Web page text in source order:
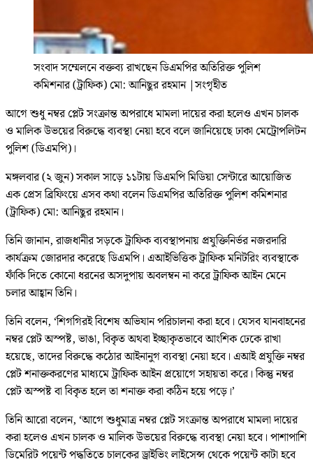
সংবাদ সম্মেলনে বক্তব্য রাখছেন ডিএমপির অতিরিক্ত পুলিশ
কমিশনার (ট্রাফিক) মো: আনিছুর রহমান |সংগৃহীত
আগে শুধু নম্বর প্লেট সংক্রান্ত অপরাধে মামলা দায়ের করা হলেও এখন চালক
ও মালিক উভয়ের বিরুদ্ধে ব্যবস্থা নেয়া হবে বলে জানিয়েছে ঢাকা মেট্রোপলিটন
পুলিশ (ডিএমপি)।
মঙ্গলবার (২ জুন) সকাল সাড়ে ১১টায় ডিএমপি মিডিয়া সেন্টারে আয়োজিত
এক প্রেস ব্রিফিংয়ে এসব কথা বলেন ডিএমপির অতিরিক্ত পুলিশ কমিশনার
(ট্রাফিক) মো: আনিছুর রহমান।
তিনি জানান, রাজধানীর সড়কে ট্রাফিক ব্যবস্থাপনায় প্রযুক্তিনির্ভর নজরদারি
কার্যক্রম জোরদার করেছে ডিএমপি। এআইভিত্তিক ট্রাফিক মনিটরিং ব্যবস্থাকে
ফাঁকি দিতে কোনো ধরনের অসদুপায় অবলম্বন না করে ট্রাফিক আইন মেনে
চলার আহ্বান তিনি।
তিনি বলেন, ‘শিগগিরই বিশেষ অভিযান পরিচালনা করা হবে। যেসব যানবাহনের
নম্বর প্লেট অস্পষ্ট, ভাঙা, বিকৃত অথবা ইচ্ছাকৃতভাবে আংশিক ঢেকে রাখা
হয়েছে, তাদের বিরুদ্ধে কঠোর আইনানুগ ব্যবস্থা নেয়া হবে। এআই প্রযুক্তি নম্বর
প্লেট শনাক্তকরণের মাধ্যমে ট্রাফিক আইন প্রয়োগে সহায়তা করে। কিন্তু নম্বর
প্লেট অস্পষ্ট বা বিকৃত হলে তা শনাক্ত করা কঠিন হয়ে পড়ে।’
তিনি আরো বলেন, ‘আগে শুধুমাত্র নম্বর প্লেট সংক্রান্ত অপরাধে মামলা দায়ের
করা হলেও এখন চালক ও মালিক উভয়ের বিরুদ্ধে ব্যবস্থা নেয়া হবে। পাশাপাশি
ডিমেরিট পয়েন্ট পদ্ধতিতে চালকের ড্রাইভিং লাইসেন্স থেকে পয়েন্ট কাটা হবে